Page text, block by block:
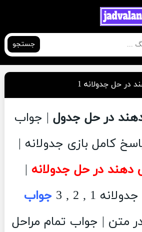
جستجو
در حل جدولانه 1
در حل جدول | جواب
کامل بازی جدولانه |
دهند در حل جدولانه |
1 , 2 , 3
جواب
متن | جواب تمام مراحل